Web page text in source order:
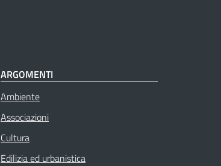
ARGOMENTI
Ambiente
Associazioni
Cultura
Edilizia ed urbanistica